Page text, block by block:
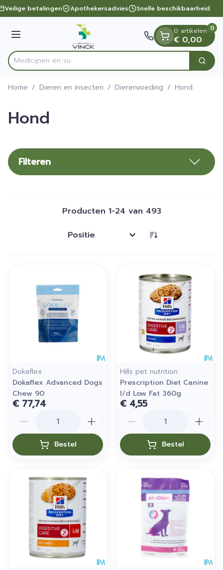
Ga naar de inhoud
1 van 1
Veilige betalingen Apothekersadvies Snelle beschikbaarheid
Menu
Product, merk, categorie... Zoek
0 artikelen
€ 0,00
0
Home / Dieren en insecten / Dierenvoeding / Hond
Hond
Filteren
Producten 1-24 van 493
Sorteer op:
Dokaflex
Dokaflex Advanced Dogs
Chew 90
€ 77,74
Bestel
Hills pet nutrition
Prescription Diet Canine
I/d Low Fat 360g
€ 4,55
Bestel